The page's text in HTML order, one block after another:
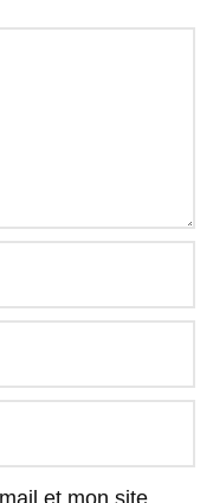
et mon site